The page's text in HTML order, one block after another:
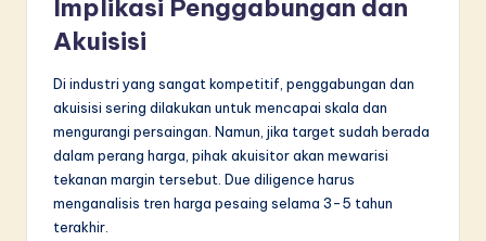
Implikasi Penggabungan dan
Akuisisi
Di industri yang sangat kompetitif, penggabungan dan
akuisisi sering dilakukan untuk mencapai skala dan
mengurangi persaingan. Namun, jika target sudah berada
dalam perang harga, pihak akuisitor akan mewarisi
tekanan margin tersebut. Due diligence harus
menganalisis tren harga pesaing selama 3-5 tahun
terakhir.